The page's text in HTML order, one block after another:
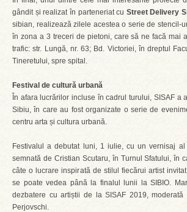
gândit și realizat în parteneriat cu Street Delivery
sibian, realizează zilele acestea o serie de stencil-
în zona a 3 treceri de pietoni, care să ne facă mai
trafic: str. Lungă, nr. 63; Bd. Victoriei, în dreptul
Tineretului, spre spital.
Festival de cultură urbană
În afara lucrărilor incluse în cadrul turului, SISAF a
Sibiu, în care au fost organizate o serie de
centru arta și cultura urbană.
Festivalul a debutat luni, 1 iulie, cu un vernisaj al
semnată de Cristian Scutaru, în Turnul Sfatului, în
câte o lucrare inspirată de stilul fiecărui artist
se poate vedea până la finalul lunii la SIBIO.
dezbatere cu artiștii de la SISAF 2019,
Perjovschi.